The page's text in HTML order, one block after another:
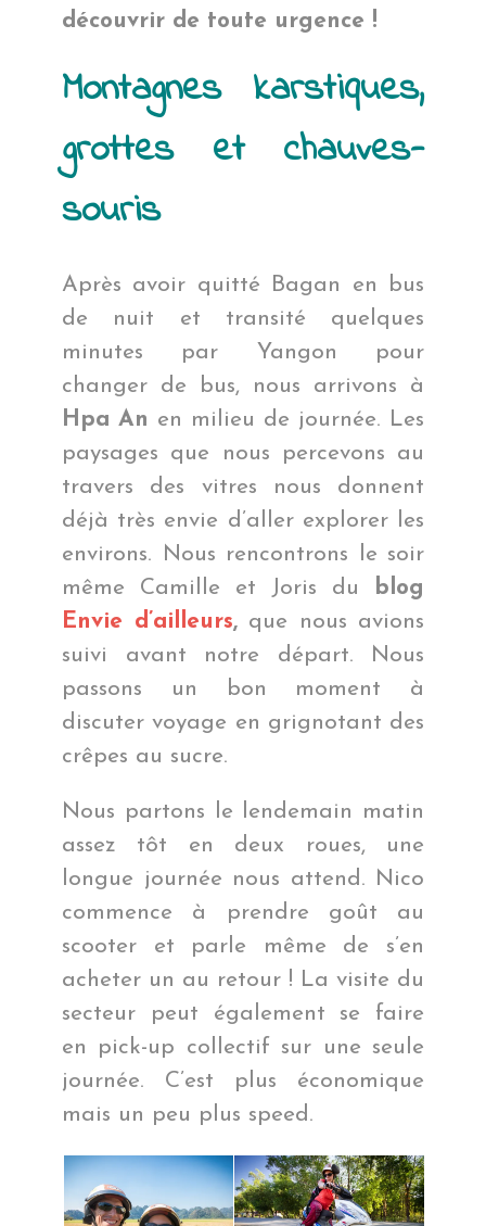
découvrir de toute urgence !
Montagnes karstiques,
grottes et chauves-
souris
Après avoir quitté Bagan en bus
de nuit et transité quelques
minutes par Yangon pour
changer de bus, nous arrivons à
Hpa An en milieu de journée. Les
paysages que nous percevons au
travers des vitres nous donnent
déjà très envie d’aller explorer les
environs. Nous rencontrons le soir
même Camille et Joris du
blog
Envie d’ailleurs,que nous avions
suivi avant notre départ. Nous
passons un bon moment à
discuter voyage en grignotant des
crêpes au sucre.
Nous partons le lendemain matin
assez tôt en deux roues, une
longue journée nous attend. Nico
commence à prendre goût au
scooter et parle même de s’en
acheter un au retour ! La visite du
secteur peut également se faire
en pick-up collectif sur une seule
journée. C’est plus économique
mais un peu plus speed.